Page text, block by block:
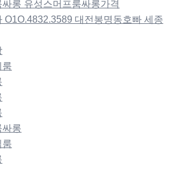
롱 유성스머프룸싸롱가격
O1O.4832.3589 대전봉명동호빠 세종
룸
싸롱
룸